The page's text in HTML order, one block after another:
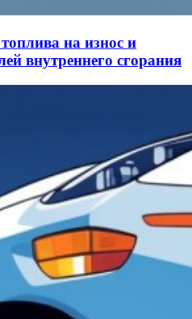
на износ и
внутреннего сгорания